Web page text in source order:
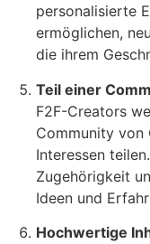
personalisierte
ermöglichen,
die ihrem
Teil einer
F2F-Creators
Community von
Interessen
Zugehörigkeit
Ideen und
Hochwertige